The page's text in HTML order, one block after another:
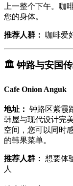
上一整个下午。咖
您的身体。
推荐人群： 咖啡爱
🏛️钟路与安国
Cafe Onion Anguk
地址： 钟路区紫霞
韩屋与现代设计完
空间，您可以同时
的韩果菜单。
推荐人群： 想要体
人